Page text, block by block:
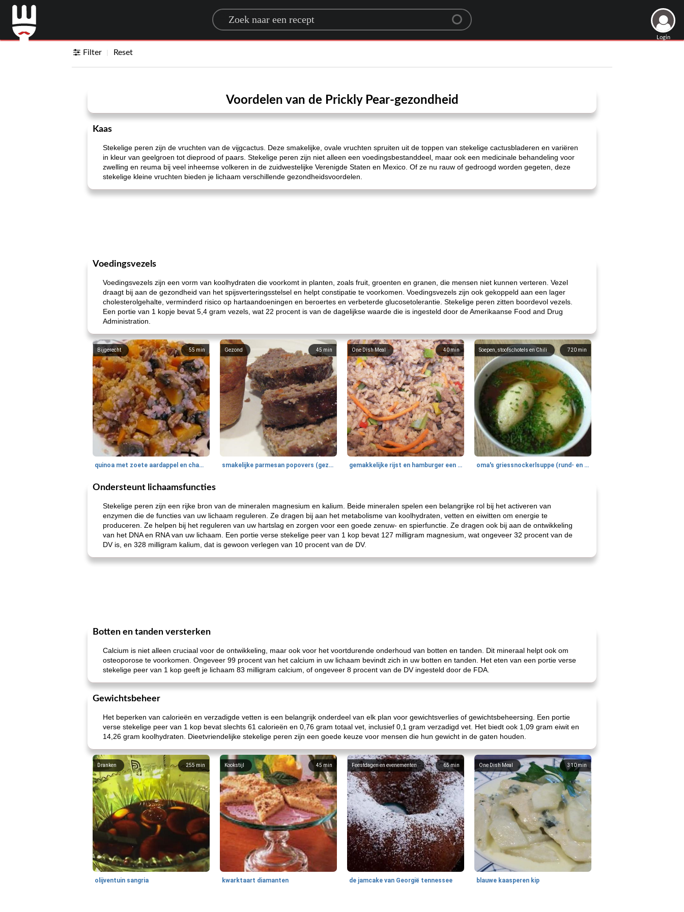
Search for a recipe
Login
Filter Reset
Voordelen van de Prickly Pear-gezondheid
Kaas
Stekelige peren zijn de vruchten van de vijgcactus. Deze smakelijke, ovale vruchten spruiten uit de toppen van stekelige cactusbladeren en variëren
in kleur van geelgroen tot dieprood of paars. Stekelige peren zijn niet alleen een voedingsbestanddeel, maar ook een medicinale behandeling voor
zwelling en reuma bij veel inheemse volkeren in de zuidwestelijke Verenigde Staten en Mexico. Of ze nu rauw of gedroogd worden gegeten, deze
stekelige kleine vruchten bieden je lichaam verschillende gezondheidsvoordelen.
Voedingsvezels
Voedingsvezels zijn een vorm van koolhydraten die voorkomt in planten, zoals fruit, groenten en granen, die mensen niet kunnen verteren. Vezel
draagt ​​bij aan de gezondheid van het spijsverteringsstelsel en helpt constipatie te voorkomen. Voedingsvezels zijn ook gekoppeld aan een lager
cholesterolgehalte, verminderd risico op hartaandoeningen en beroertes en verbeterde glucosetolerantie. Stekelige peren zitten boordevol vezels.
Een portie van 1 kopje bevat 5,4 gram vezels, wat 22 procent is van de dagelijkse waarde die is ingesteld door de Amerikaanse Food and Drug
Administration.
55 min
Bijgerecht
quinoa met zoete aardappel en champignons
45 min
Gezond
smakelijke parmesan popovers (gezonder!)
40min
One Dish Meal
gemakkelijke rijst en hamburger een gerecht diner
720 min
Soepen, stoofschotels en Chili
oma's griessnockerlsuppe (rund- en griesmeelknoedelsoep)
Ondersteunt lichaamsfuncties
Stekelige peren zijn een rijke bron van de mineralen magnesium en kalium. Beide mineralen spelen een belangrijke rol bij het activeren van
enzymen die de functies van uw lichaam reguleren. Ze dragen bij aan het metabolisme van koolhydraten, vetten en eiwitten om energie te
produceren. Ze helpen bij het reguleren van uw hartslag en zorgen voor een goede zenuw- en spierfunctie. Ze dragen ook bij aan de ontwikkeling
van het DNA en RNA van uw lichaam. Een portie verse stekelige peer van 1 kop bevat 127 milligram magnesium, wat ongeveer 32 procent van de
DV is, en 328 milligram kalium, dat is gewoon verlegen van 10 procent van de DV.
Botten en tanden versterken
Calcium is niet alleen cruciaal voor de ontwikkeling, maar ook voor het voortdurende onderhoud van botten en tanden. Dit mineraal helpt ook om
osteoporose te voorkomen. Ongeveer 99 procent van het calcium in uw lichaam bevindt zich in uw botten en tanden. Het eten van een portie verse
stekelige peer van 1 kop geeft je lichaam 83 milligram calcium, of ongeveer 8 procent van de DV ingesteld door de FDA.
Gewichtsbeheer
Het beperken van calorieën en verzadigde vetten is een belangrijk onderdeel van elk plan voor gewichtsverlies of gewichtsbeheersing. Een portie
verse stekelige peer van 1 kop bevat slechts 61 calorieën en 0,76 gram totaal vet, inclusief 0,1 gram verzadigd vet. Het biedt ook 1,09 gram eiwit en
14,26 gram koolhydraten. Dieetvriendelijke stekelige peren zijn een goede keuze voor mensen die hun gewicht in de gaten houden.
255 min
Dranken
olijventuin sangria
45 min
Kookstijl
kwarktaart diamanten
65min
Feestdagen en evenementen
de jamcake van Georgië tennessee
310 min
One Dish Meal
blauwe kaasperen kip